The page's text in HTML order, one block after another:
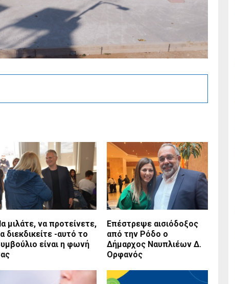
μιλάτε, να προτείνετε,
διεκδικείτε -αυτό το
είναι η φωνή
Επέστρεψε αισιόδοξος
από την Ρόδο ο
Δήμαρχος Ναυπλιέων Δ.
Ορφανός